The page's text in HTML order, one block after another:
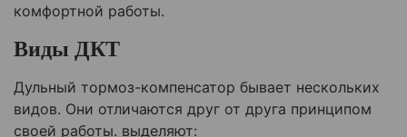
комфортной работы.
Виды ДКТ
Дульный тормоз-компенсатор бывает нескольких
видов. Они отличаются друг от друга принципом
своей работы. выделяют: